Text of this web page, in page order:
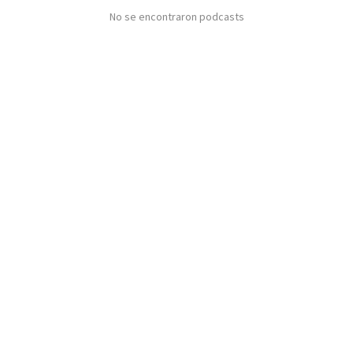
No se encontraron podcasts